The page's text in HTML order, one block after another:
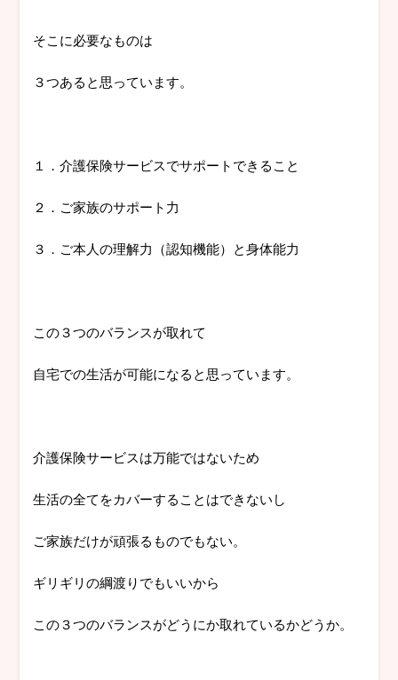
そこに必要なものは
３つあると思っています。
１．介護保険サービスでサポートできること
２．ご家族のサポート力
３．ご本人の理解力（認知機能）と身体能力
この３つのバランスが取れて
自宅での生活が可能になると思っています。
介護保険サービスは万能ではないため
生活の全てをカバーすることはできないし
ご家族だけが頑張るものでもない。
ギリギリの綱渡りでもいいから
この３つのバランスがどうにか取れているかどうか。